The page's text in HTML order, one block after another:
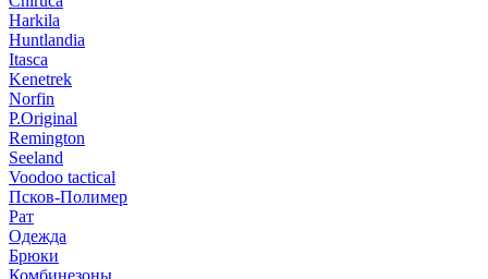
Harkila
Huntlandia
Itasca
Kenetrek
Norfin
P.Original
Remington
Seeland
Voodoo tactical
Псков-Полимер
Рат
Одежда
Брюки
Комбинезоны